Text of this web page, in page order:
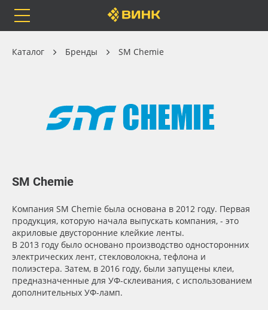
Каталог
Бренды
Доставка
Оплата
Сервис
Весь каталог
Самоклеящиеся плёнки
Листовые материалы
Чернила
Клей, скотчи и крепёж
Каталог Бренды SM Chemie
SM Chemie
Компания SM Chemie была основана в 2012 году. Первая
продукция, которую начала выпускать компания, - это
акриловые двусторонние клейкие ленты.
В 2013 году было основано производство односторонних
электрических лент, стекловолокна, тефлона и
полиэстера. Затем, в 2016 году, были запущены клеи,
предназначенные для УФ-склеивания, с использованием
дополнительных УФ-ламп.
Клей, скотчи и крепёж
Сбросить фильтр